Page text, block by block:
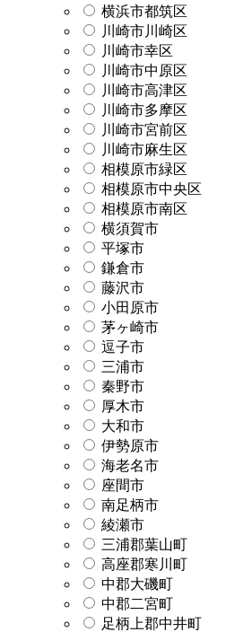
横浜市都筑区
川崎市川崎区
川崎市幸区
川崎市中原区
川崎市高津区
川崎市多摩区
川崎市宮前区
川崎市麻生区
相模原市緑区
相模原市中央区
相模原市南区
横須賀市
平塚市
鎌倉市
藤沢市
小田原市
茅ヶ崎市
逗子市
三浦市
秦野市
厚木市
大和市
伊勢原市
海老名市
座間市
南足柄市
綾瀬市
三浦郡葉山町
高座郡寒川町
中郡大磯町
中郡二宮町
足柄上郡中井町